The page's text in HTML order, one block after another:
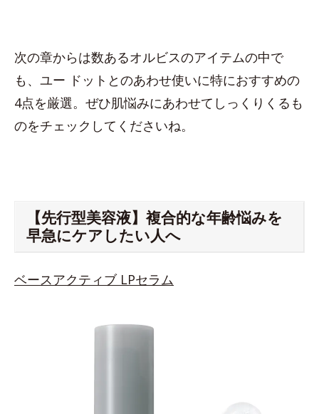
次の章からは数あるオルビスのアイテムの中で
も、ユー ドットとのあわせ使いに特におすすめの
4点を厳選。ぜひ肌悩みにあわせてしっくりくるも
のをチェックしてくださいね。
【先行型美容液】複合的な年齢悩みを
早急にケアしたい人へ
ベースアクティブ LPセラム